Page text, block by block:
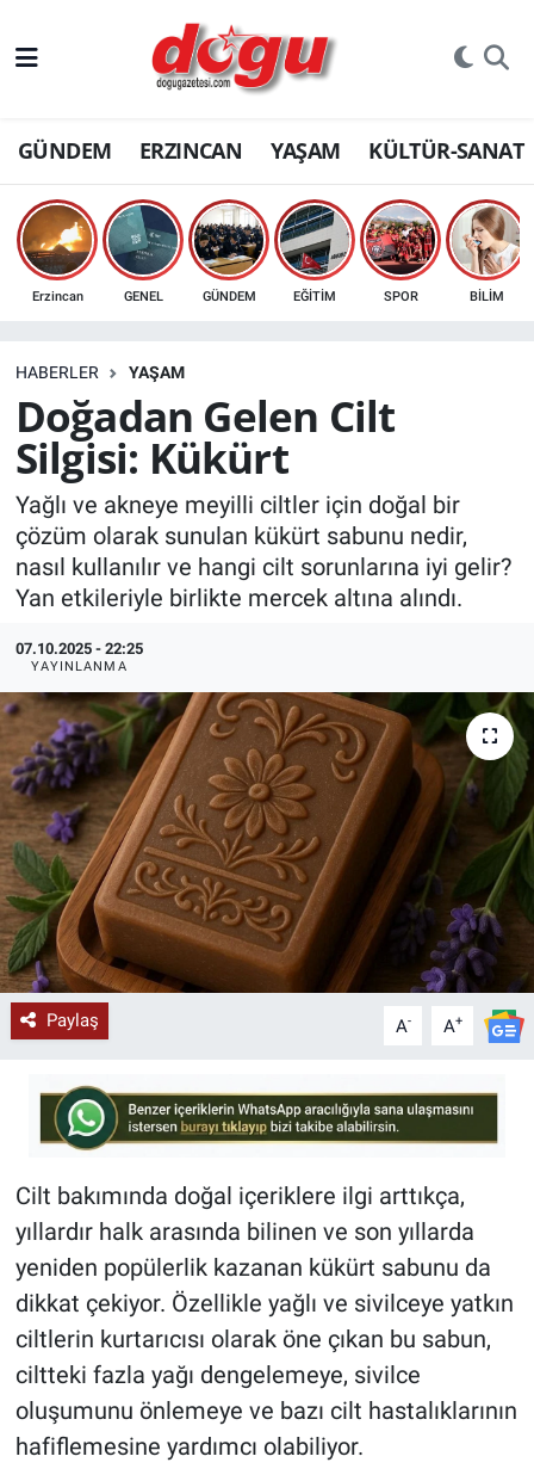
GÜNDEM ERZINCAN YAŞAM KÜLTÜR-SANAT
Erzincan GENEL GÜNDEM EĞİTİM SPOR BİLİM
HABERLER YAŞAM
Doğadan Gelen Cilt
Silgisi: Kükürt
Yağlı ve akneye meyilli ciltler için doğal bir
çözüm olarak sunulan kükürt sabunu nedir,
nasıl kullanılır ve hangi cilt sorunlarına iyi gelir?
Yan etkileriyle birlikte mercek altına alındı.
07.10.2025 - 22:25
YAYINLANMA
Paylaş A- A+
Cilt bakımında doğal içeriklere ilgi arttıkça,
yıllardır halk arasında bilinen ve son yıllarda
yeniden popülerlik kazanan kükürt sabunu da
dikkat çekiyor. Özellikle yağlı ve sivilceye yatkın
ciltlerin kurtarıcısı olarak öne çıkan bu sabun,
ciltteki fazla yağı dengelemeye, sivilce
oluşumunu önlemeye ve bazı cilt hastalıklarının
hafiflemesine yardımcı olabiliyor.
ERZINCAN
GÜNDEM
ERZİNCAN FOTOĞRAFLARI
SAĞLIK
EKONOMİ
Bilim, teknoloji
GENEL
KÜLTÜR-SANAT
Yerel Haber
Politika
SPOR
YAŞAM
RESMİ İLAN